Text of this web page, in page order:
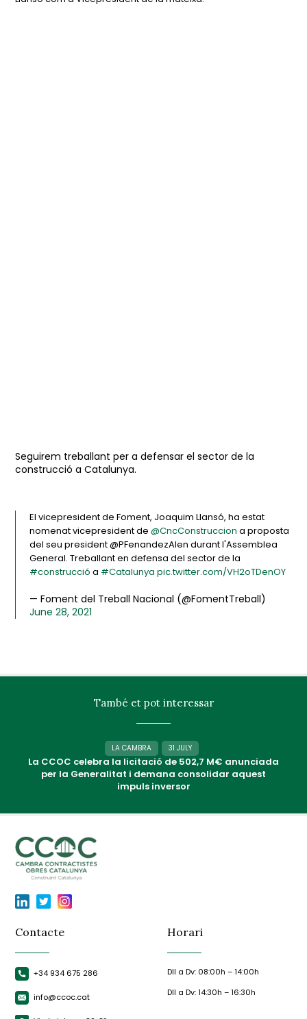
Seguirem treballant per a defensar el sector de la
construcció a Catalunya.
El vicepresident de Foment, Joaquim Llansó, ha estat
nomenat vicepresident de@CncConstruccion a proposta
del seu president @PFenandezAlen durant l'Assemblea
General. Treballant en defensa del sector de la
#construcció a #Catalunya pic.twitter.com/VH2oTDenOY
— Foment del Treball Nacional (@FomentTreball)
June 28, 2021
També et pot interessar
LA CAMBRA 31 JULY
La CCOC celebra la licitació de 502,7 M€ anunciada
per la Generalitat i demana consolidar aquest
impuls inversor
Contacte
+34 934 675 286
info@ccoc.cat
Horari
Dll a Dv: 08:00h – 14:00h
Dll a Dv: 14:30h – 16:30h